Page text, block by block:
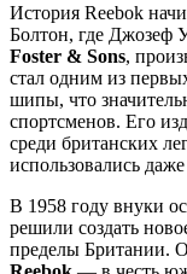
История Reebok
Болтон, где Джозеф
Foster & Sons,
стал одним из
шипы, что
спортсменов. Его
среди британских
использовались
В 1958 году внуки
решили создать
пределы Британии.